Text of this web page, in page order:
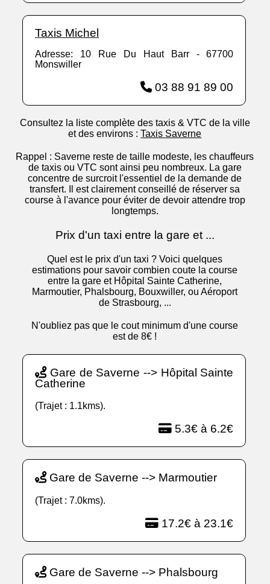
Taxis Michel
Adresse: 10 Rue Du Haut Barr - 67700
Monswiller
03 88 91 89 00
Consultez la liste complète des taxis & VTC de la ville
et des environs :Taxis Saverne
Rappel : Saverne reste de taille modeste, les chauffeurs
de taxis ou VTC sont ainsi peu nombreux. La gare
concentre de surcroit l'essentiel de la demande de
transfert. Il est clairement conseillé de réserver sa
course à l'avance pour éviter de devoir attendre trop
longtemps.
Prix d'un taxi entre la gare et ...
Quel est le prix d'un taxi ? Voici quelques
estimations pour savoir combien coute la course
entre la gare et Hôpital Sainte Catherine,
Marmoutier, Phalsbourg, Bouxwiller, ou Aéroport
de Strasbourg, ...
N'oubliez pas que le cout minimum d'une course
est de 8€ !
Gare de Saverne --> Hôpital Sainte
Catherine
(Trajet : 1.1kms).
5.3€ à 6.2€
Gare de Saverne --> Marmoutier
(Trajet : 7.0kms).
17.2€ à 23.1€
Gare de Saverne --> Phalsbourg